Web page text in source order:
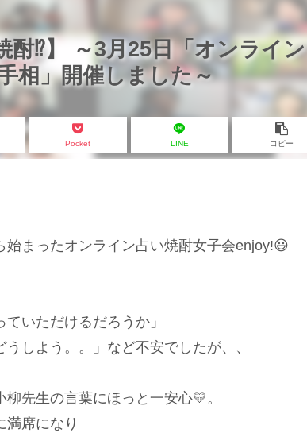
⁉】 ～3月25日「オンライン
相」開催しました～
Pocket LINE コピー
まったオンライン占い焼酎女子会enjoy!😃
いただけるだろうか」
しよう。。」など不安でしたが、、
先生の言葉にほっと一安心💛。
満席になり